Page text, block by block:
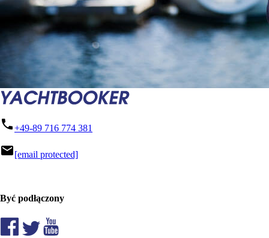
phone+49-89 716 774 381
mail[email protected]
Być podłączony